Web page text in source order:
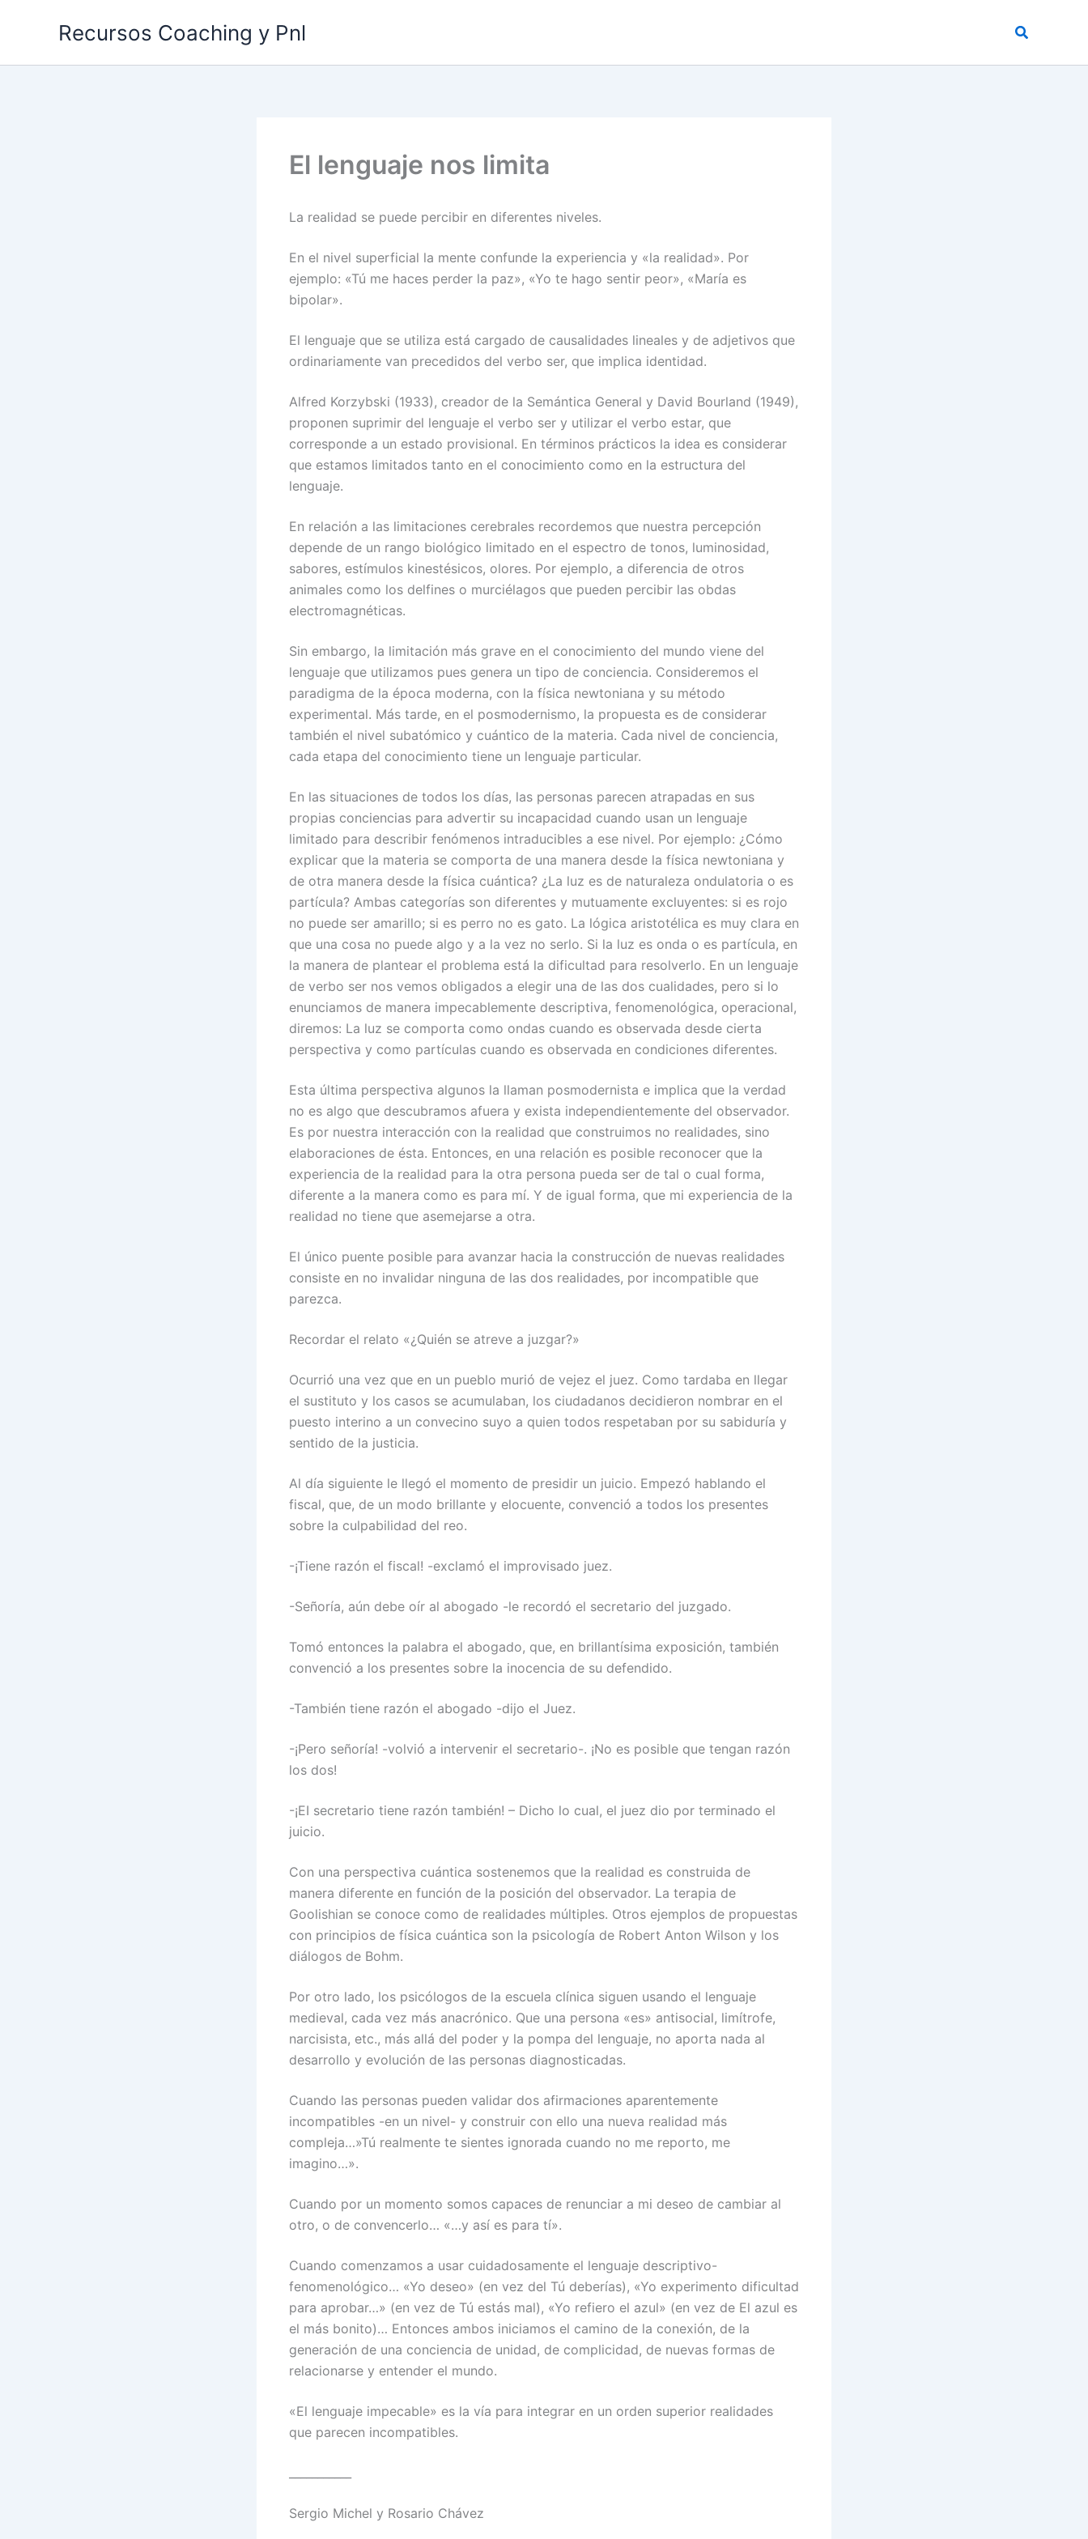
Recursos Coaching y Pnl Buscar
El lenguaje nos limita
La realidad se puede percibir en diferentes niveles.
En el nivel superficial la mente confunde la experiencia y «la realidad». Por
ejemplo: «Tú me haces perder la paz», «Yo te hago sentir peor», «María es
bipolar».
El lenguaje que se utiliza está cargado de causalidades lineales y de adjetivos que
ordinariamente van precedidos del verbo ser, que implica identidad.
Alfred Korzybski (1933), creador de la Semántica General y David Bourland (1949),
proponen suprimir del lenguaje el verbo ser y utilizar el verbo estar, que
corresponde a un estado provisional. En términos prácticos la idea es considerar
que estamos limitados tanto en el conocimiento como en la estructura del
lenguaje.
En relación a las limitaciones cerebrales recordemos que nuestra percepción
depende de un rango biológico limitado en el espectro de tonos, luminosidad,
sabores, estímulos kinestésicos, olores. Por ejemplo, a diferencia de otros
animales como los delfines o murciélagos que pueden percibir las obdas
electromagnéticas.
Sin embargo, la limitación más grave en el conocimiento del mundo viene del
lenguaje que utilizamos pues genera un tipo de conciencia. Consideremos el
paradigma de la época moderna, con la física newtoniana y su método
experimental. Más tarde, en el posmodernismo, la propuesta es de considerar
también el nivel subatómico y cuántico de la materia. Cada nivel de conciencia,
cada etapa del conocimiento tiene un lenguaje particular.
En las situaciones de todos los días, las personas parecen atrapadas en sus
propias conciencias para advertir su incapacidad cuando usan un lenguaje
limitado para describir fenómenos intraducibles a ese nivel. Por ejemplo: ¿Cómo
explicar que la materia se comporta de una manera desde la física newtoniana y
de otra manera desde la física cuántica? ¿La luz es de naturaleza ondulatoria o es
partícula? Ambas categorías son diferentes y mutuamente excluyentes: si es rojo
no puede ser amarillo; si es perro no es gato. La lógica aristotélica es muy clara en
que una cosa no puede algo y a la vez no serlo. Si la luz es onda o es partícula, en
la manera de plantear el problema está la dificultad para resolverlo. En un lenguaje
de verbo ser nos vemos obligados a elegir una de las dos cualidades, pero si lo
enunciamos de manera impecablemente descriptiva, fenomenológica, operacional,
diremos: La luz se comporta como ondas cuando es observada desde cierta
perspectiva y como partículas cuando es observada en condiciones diferentes.
Esta última perspectiva algunos la llaman posmodernista e implica que la verdad
no es algo que descubramos afuera y exista independientemente del observador.
Es por nuestra interacción con la realidad que construimos no realidades, sino
elaboraciones de ésta. Entonces, en una relación es posible reconocer que la
experiencia de la realidad para la otra persona pueda ser de tal o cual forma,
diferente a la manera como es para mí. Y de igual forma, que mi experiencia de la
realidad no tiene que asemejarse a otra.
El único puente posible para avanzar hacia la construcción de nuevas realidades
consiste en no invalidar ninguna de las dos realidades, por incompatible que
parezca.
Recordar el relato «¿Quién se atreve a juzgar?»
Ocurrió una vez que en un pueblo murió de vejez el juez. Como tardaba en llegar
el sustituto y los casos se acumulaban, los ciudadanos decidieron nombrar en el
puesto interino a un convecino suyo a quien todos respetaban por su sabiduría y
sentido de la justicia.
Al día siguiente le llegó el momento de presidir un juicio. Empezó hablando el
fiscal, que, de un modo brillante y elocuente, convenció a todos los presentes
sobre la culpabilidad del reo.
-¡Tiene razón el fiscal! -exclamó el improvisado juez.
-Señoría, aún debe oír al abogado -le recordó el secretario del juzgado.
Tomó entonces la palabra el abogado, que, en brillantísima exposición, también
convenció a los presentes sobre la inocencia de su defendido.
-También tiene razón el abogado -dijo el Juez.
-¡Pero señoría! -volvió a intervenir el secretario-. ¡No es posible que tengan razón
los dos!
-¡EI secretario tiene razón también! – Dicho lo cual, el juez dio por terminado el
juicio.
Con una perspectiva cuántica sostenemos que la realidad es construida de
manera diferente en función de la posición del observador. La terapia de
Goolishian se conoce como de realidades múltiples. Otros ejemplos de propuestas
con principios de física cuántica son la psicología de Robert Anton Wilson y los
diálogos de Bohm.
Por otro lado, los psicólogos de la escuela clínica siguen usando el lenguaje
medieval, cada vez más anacrónico. Que una persona «es» antisocial, limítrofe,
narcisista, etc., más allá del poder y la pompa del lenguaje, no aporta nada al
desarrollo y evolución de las personas diagnosticadas.
Cuando las personas pueden validar dos afirmaciones aparentemente
incompatibles -en un nivel- y construir con ello una nueva realidad más
compleja…»Tú realmente te sientes ignorada cuando no me reporto, me
imagino…».
Cuando por un momento somos capaces de renunciar a mi deseo de cambiar al
otro, o de convencerlo… «…y así es para tí».
Cuando comenzamos a usar cuidadosamente el lenguaje descriptivo-
fenomenológico… «Yo deseo» (en vez del Tú deberías), «Yo experimento dificultad
para aprobar…» (en vez de Tú estás mal), «Yo refiero el azul» (en vez de El azul es
el más bonito)… Entonces ambos iniciamos el camino de la conexión, de la
generación de una conciencia de unidad, de complicidad, de nuevas formas de
relacionarse y entender el mundo.
«El lenguaje impecable» es la vía para integrar en un orden superior realidades
que parecen incompatibles.
Sergio Michel y Rosario Chávez